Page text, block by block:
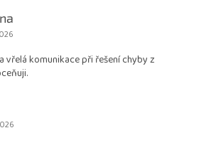
obchodu je 5 z 5 hvězdiček.
vřelá komunikace při řešení chyby z
obchodu je 5 z 5 hvězdiček.